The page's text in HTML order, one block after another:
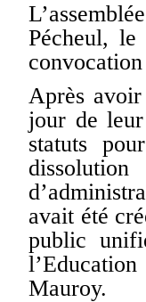
Pécheul,
Après
jour de
statuts
avait été
public
Mauroy.